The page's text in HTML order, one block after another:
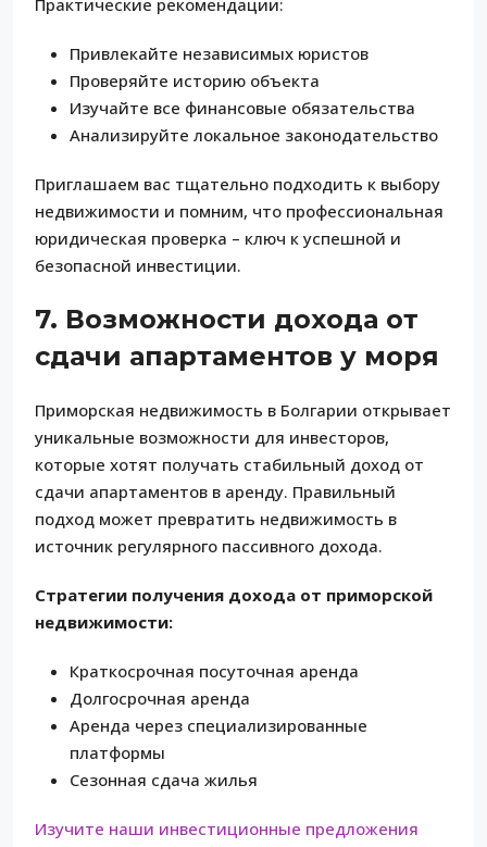
Привлекайте независимых юристов
Проверяйте историю объекта
Изучайте все финансовые обязательства
Анализируйте локальное законодательство
Приглашаем вас тщательно подходить к выбору
недвижимости и помним, что профессиональная
юридическая проверка – ключ к успешной и
безопасной инвестиции.
7. Возможности дохода от
сдачи апартаментов у моря
Приморская недвижимость в Болгарии открывает
уникальные возможности для инвесторов,
которые хотят получать стабильный доход от
сдачи апартаментов в аренду. Правильный
подход может превратить недвижимость в
источник регулярного пассивного дохода.
Стратегии получения дохода от приморской
недвижимости:
Краткосрочная посуточная аренда
Долгосрочная аренда
Аренда через специализированные
платформы
Сезонная сдача жилья
Изучите наши инвестиционные предложения